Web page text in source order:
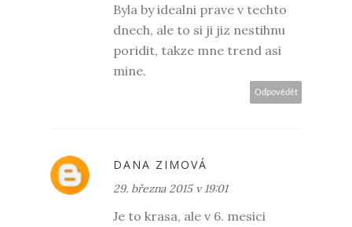
Byla by idealni prave v techto
dnech, ale to si ji jiz nestihnu
poridit, takze mne trend asi
mine.
Odpovědět
DANA ZIMOVÁ
29. března 2015 v 19:01
Je to krasa, ale v 6. mesici